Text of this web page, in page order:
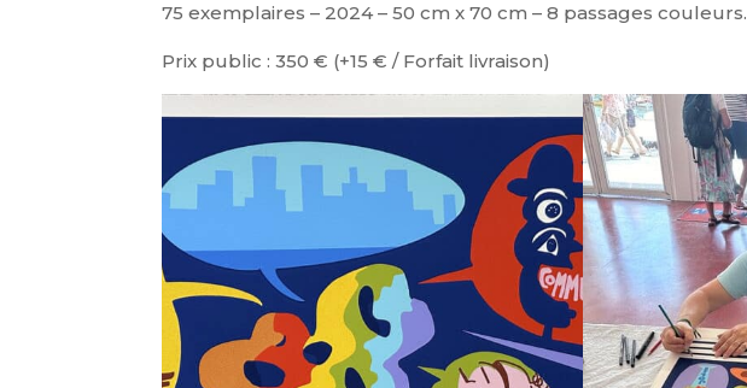
75 exemplaires – 2024 – 50 cm x 70 cm – 8 passages couleurs.
Prix public : 350 € (+15 € / Forfait livraison)